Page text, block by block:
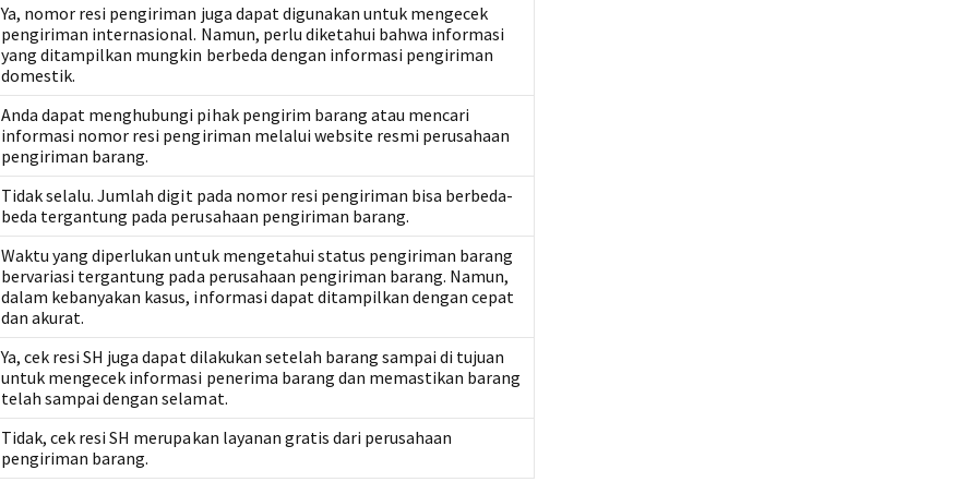
Ya, nomor resi pengiriman juga dapat digunakan untuk mengecek
pengiriman internasional. Namun, perlu diketahui bahwa informasi
yang ditampilkan mungkin berbeda dengan informasi pengiriman
domestik.
Anda dapat menghubungi pihak pengirim barang atau mencari
informasi nomor resi pengiriman melalui website resmi perusahaan
pengiriman barang.
Tidak selalu. Jumlah digit pada nomor resi pengiriman bisa berbeda-
beda tergantung pada perusahaan pengiriman barang.
Waktu yang diperlukan untuk mengetahui status pengiriman barang
bervariasi tergantung pada perusahaan pengiriman barang. Namun,
dalam kebanyakan kasus, informasi dapat ditampilkan dengan cepat
dan akurat.
Ya, cek resi SH juga dapat dilakukan setelah barang sampai di tujuan
untuk mengecek informasi penerima barang dan memastikan barang
telah sampai dengan selamat.
Tidak, cek resi SH merupakan layanan gratis dari perusahaan
pengiriman barang.